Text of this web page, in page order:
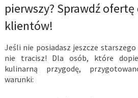
pierwszy? Sprawdź
klientów!
Jeśli nie posiadasz jeszcze
nie tracisz! Dla osób, które
kulinarną przygodę,
warunki: